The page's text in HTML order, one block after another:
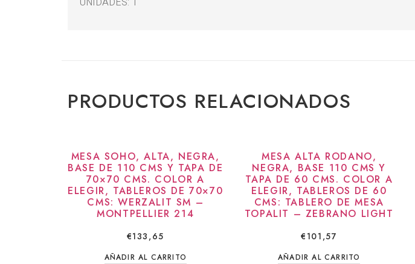
PRODUCTOS RELACIONADOS
MESA SOHO, ALTA, NEGRA,
BASE DE 110 CMS Y TAPA DE
70×70 CMS. COLOR A
ELEGIR, TABLEROS DE 70×70
CMS: WERZALIT SM –
MONTPELLIER 214
€133,65
AÑADIR AL CARRITO
MESA ALTA RODANO,
NEGRA, BASE 110 CMS Y
TAPA DE 60 CMS. COLOR A
ELEGIR, TABLEROS DE 60
CMS: TABLERO DE MESA
TOPALIT – ZEBRANO LIGHT
€ 101,57
AÑADIR AL CARRITO